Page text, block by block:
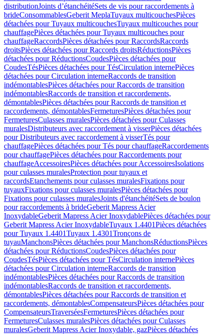
distributionJoints d’étanchéitéSets de vis pour raccordements à
brideConsommablesGeberit MeplaTuyaux multicouchesPièces
détachées pour Tuyaux multicouchesTuyaux multicouches pour
chauffagePièces détachées pour Tuyaux multicouches pour
chauffageRaccordsPièces détachées pour RaccordsRaccords
droitsPièces détachées pour Raccords droitsRéductionsPièces
détachées pour RéductionsCoudesPièces détachées pour
CoudesTésPièces détachées pour TésCirculation internePièces
détachées pour Circulation interneRaccords de transition
indémontablesPièces détachées pour Raccords de transition
indémontablesRaccords de transition et raccordements,
démontablesPièces détachées pour Raccords de transition et
raccordements, démontablesFermeturesPièces détachées pour
FermeturesCulasses muralesPièces détachées pour Culasses
muralesDistributeurs avec raccordement à visserPièces détachées
pour Distributeurs avec raccordement à visserTés pour
chauffagePièces détachées pour Tés pour chauffageRaccordements
pour chauffagePièces détachées pour Raccordements pour
chauffageAccessoiresPièces détachées pour AccessoiresIsolations
pour culasses muralesProtection pour tuyaux et
raccordsEtanchements pour culasses muralesFixations pour
tuyauxFixations pour culasses muralesPièces détachées pour
Fixations pour culasses muralesJoints d'étanchéitéSets de boulon
pour raccordements à brideGeberit Mapress Acier
InoxydableGeberit Mapress Acier InoxydablePièces détachées pour
Geberit Mapress Acier InoxydableTuyaux 1.4401Pièces détachées
pour Tuyaux 1.4401Tuyaux 1.4301Tronçons de
tuyauManchonsPièces détachées pour ManchonsRéductionsPièces
détachées pour RéductionsCoudesPièces détachées pour
CoudesTésPièces détachées pour TésCirculation internePièces
détachées pour Circulation interneRaccords de transition
indémontablesPièces détachées pour Raccords de transition
indémontablesRaccords de transition et raccordements,
démontablesPièces détachées pour Raccords de transition et
raccordements, démontablesCompensateursPièces détachées pour
CompensateursTraverséesFermeturesPièces détachées pour
FermeturesCulasses muralesPièces détachées pour Culasses
muralesGeberit Mapress Acier Inoxydable, gazPièces détachées